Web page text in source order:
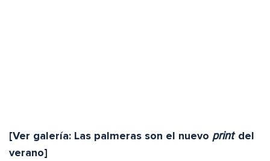
[Ver galería: Las palmeras son el nuevo printdel
verano]